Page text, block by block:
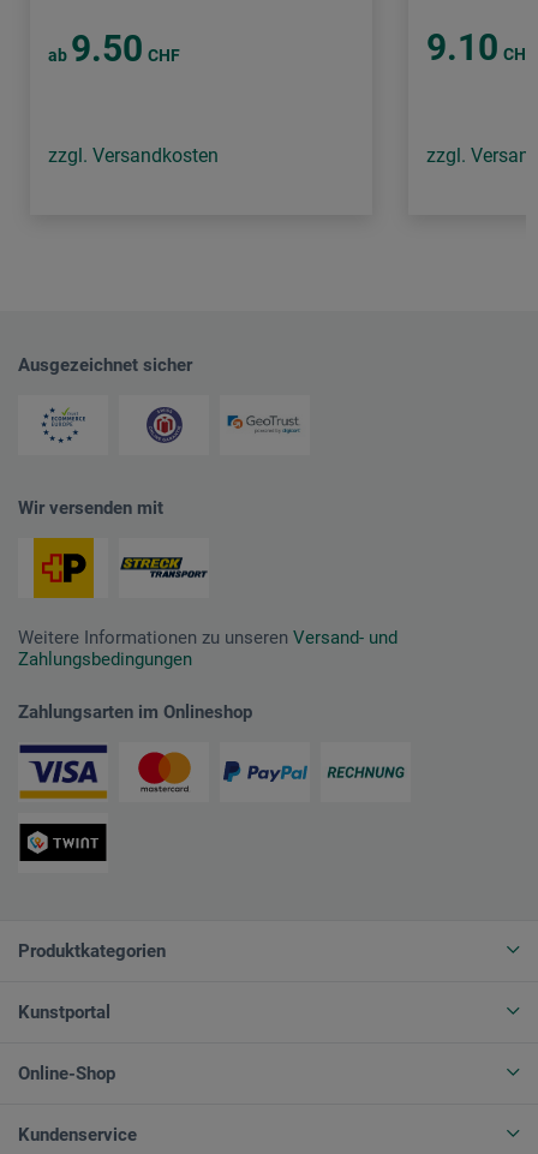
ab 9.50 CHF
zzgl. Versandkosten
9.10 CHF
zzgl.
Ausgezeichnet sicher
Wir versenden mit
Weitere Informationen zu unseren Versand- und
Zahlungsbedingungen
Zahlungsarten im Onlineshop
Produktkategorien
Kunstportal
Online-Shop
Kundenservice